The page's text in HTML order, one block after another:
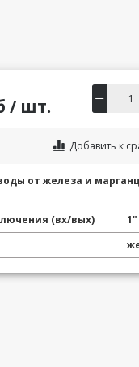
/ шт.
Добавить к
от железа и
(вх/вых)
1"